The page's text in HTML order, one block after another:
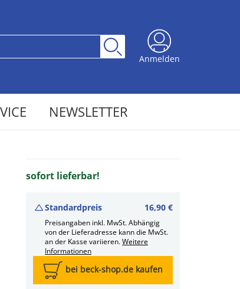
Anmelden
NEWSLETTER
sofort lieferbar!
Standardpreis 16,90 €
Preisangaben inkl. MwSt. Abhängig
von der Lieferadresse kann die MwSt.
an der Kasse variieren.Weitere
Informationen
bei beck-shop.de kaufen